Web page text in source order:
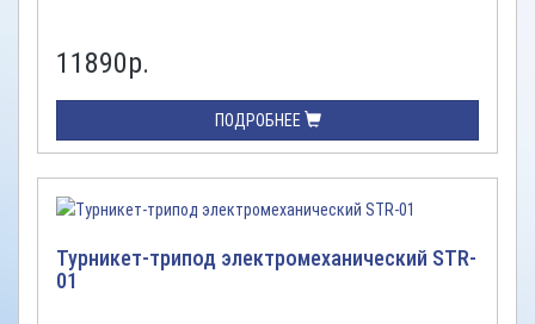
11890р.
ПОДРОБНЕЕ
Турникет-трипод электромеханический STR-
01